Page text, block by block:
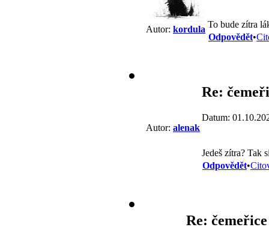
Autor: kordula To bude zítra
Odpovědět•
Autor: alenak
Re:
Datum:
Jedeš zítra? Tak
Odpovědět•
Re: